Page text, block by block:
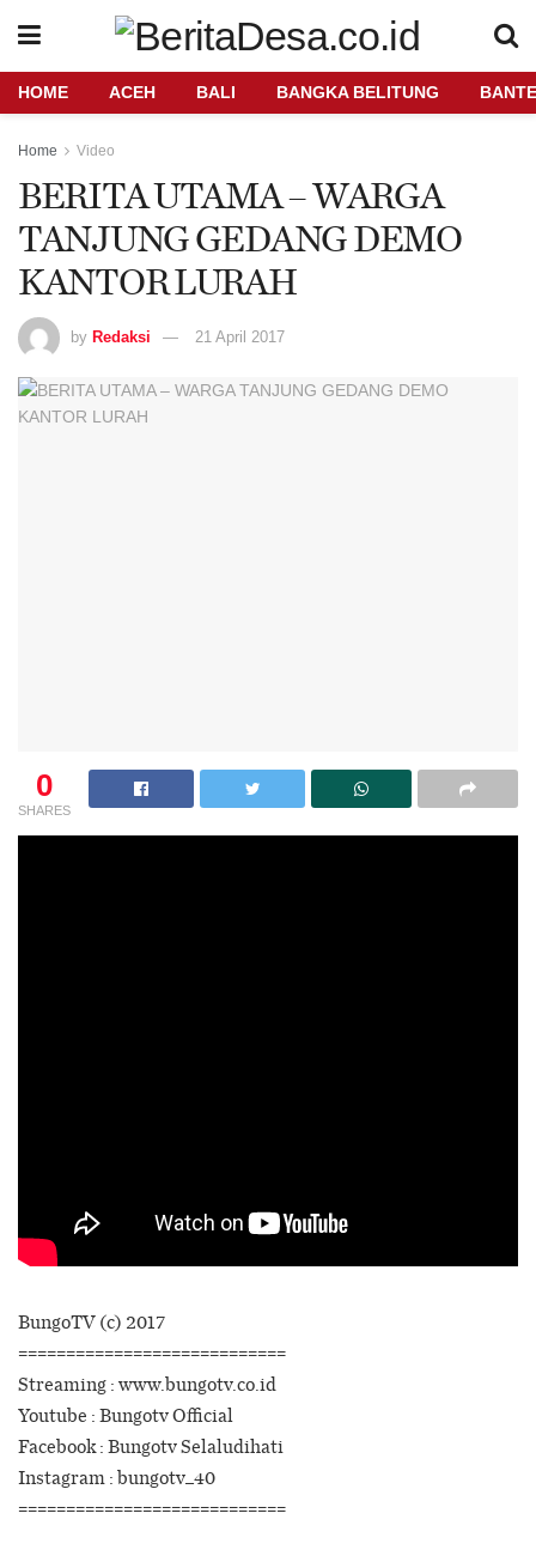
HOME ACEH BALI BANGKA BELITUNG
Home Video
BERITA UTAMA – WARGA
TANJUNG GEDANG DEMO
KANTOR LURAH
by Redaksi 21 April 2017
0
SHARES
BungoTV (c) 2017
============================
Streaming : www.bungotv.co.id
Youtube : Bungotv Official
Facebook : Bungotv Selaludihati
Instagram : bungotv_40
============================